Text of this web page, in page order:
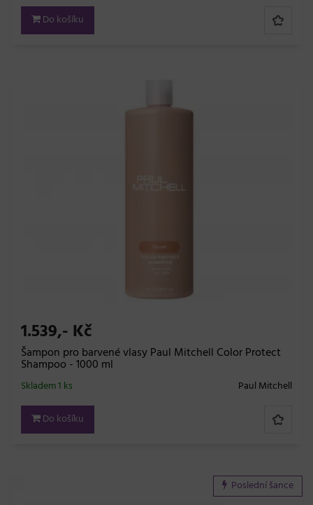
Do košíku
1.539,- Kč
Šampon pro barvené vlasy Paul Mitchell Color Protect
Shampoo - 1000 ml
Paul Mitchell
Skladem 1 ks
Do košíku
Poslední šance